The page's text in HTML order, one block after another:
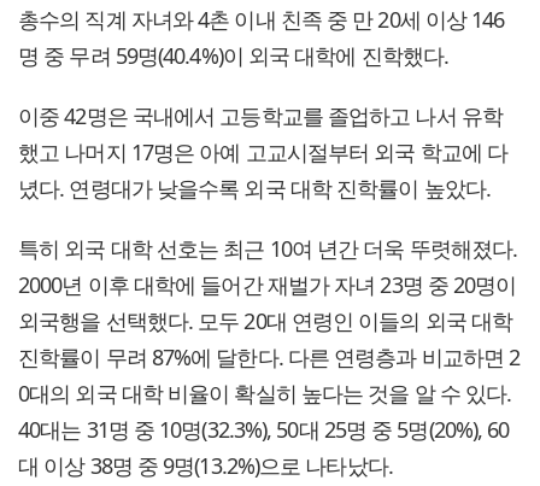
총수의 직계 자녀와 4촌 이내 친족 중 만 20세 이상 146
명 중 무려 59명(40.4%)이 외국 대학에 진학했다.
이중 42명은 국내에서 고등학교를 졸업하고 나서 유학
했고 나머지 17명은 아예 고교시절부터 외국 학교에 다
녔다. 연령대가 낮을수록 외국 대학 진학률이 높았다.
특히 외국 대학 선호는 최근 10여 년간 더욱 뚜렷해졌다.
2000년 이후 대학에 들어간 재벌가 자녀 23명 중 20명이
외국행을 선택했다. 모두 20대 연령인 이들의 외국 대학
진학률이 무려 87%에 달한다. 다른 연령층과 비교하면 2
0대의 외국 대학 비율이 확실히 높다는 것을 알 수 있다.
40대는 31명 중 10명(32.3%), 50대 25명 중 5명(20%), 60
대 이상 38명 중 9명(13.2%)으로 나타났다.